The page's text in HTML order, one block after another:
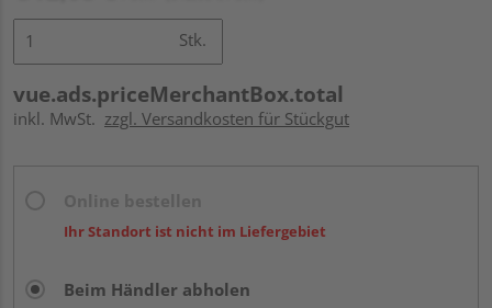
Stk.
vue.ads.priceMerchantBox.total
inkl. MwSt. zzgl. Versandkosten für Stückgut
Ihr Standort ist nicht im Liefergebiet
Beim Händler abholen